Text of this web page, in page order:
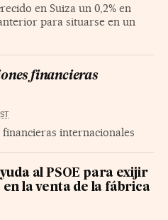
en Suiza un 0,2% en
para situarse en un
financieras
internacionales
al PSOE para exijir
la venta de la fábrica